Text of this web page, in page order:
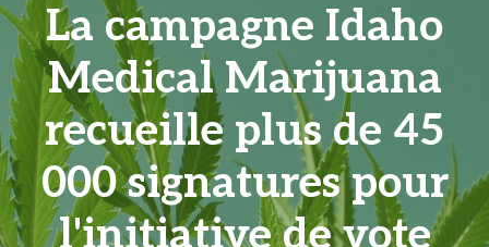
La campagne Idaho
Medical Marijuana
recueille plus de 45
000 signatures pour
l'initiative de vote